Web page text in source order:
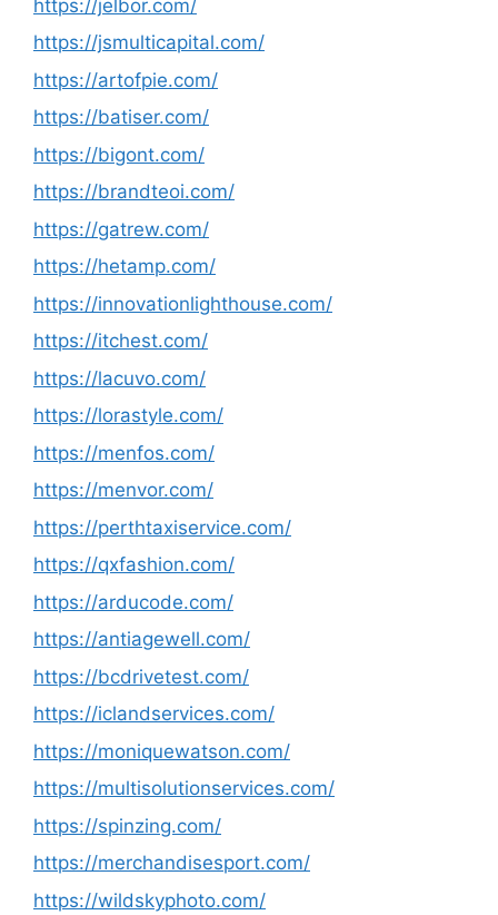
https://jelbor.com/
https://jsmulticapital.com/
https://artofpie.com/
https://batiser.com/
https://bigont.com/
https://brandteoi.com/
https://gatrew.com/
https://hetamp.com/
https://innovationlighthouse.com/
https://itchest.com/
https://lacuvo.com/
https://lorastyle.com/
https://menfos.com/
https://menvor.com/
https://perthtaxiservice.com/
https://qxfashion.com/
https://arducode.com/
https://antiagewell.com/
https://bcdrivetest.com/
https://iclandservices.com/
https://moniquewatson.com/
https://multisolutionservices.com/
https://spinzing.com/
https://merchandisesport.com/
https://wildskyphoto.com/